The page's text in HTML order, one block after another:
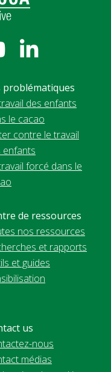
problématiques
des enfants
le cacao
contre le travail
enfants
forcé dans le
de ressources
nos ressources
et rapports
et guides
us
nous
médias